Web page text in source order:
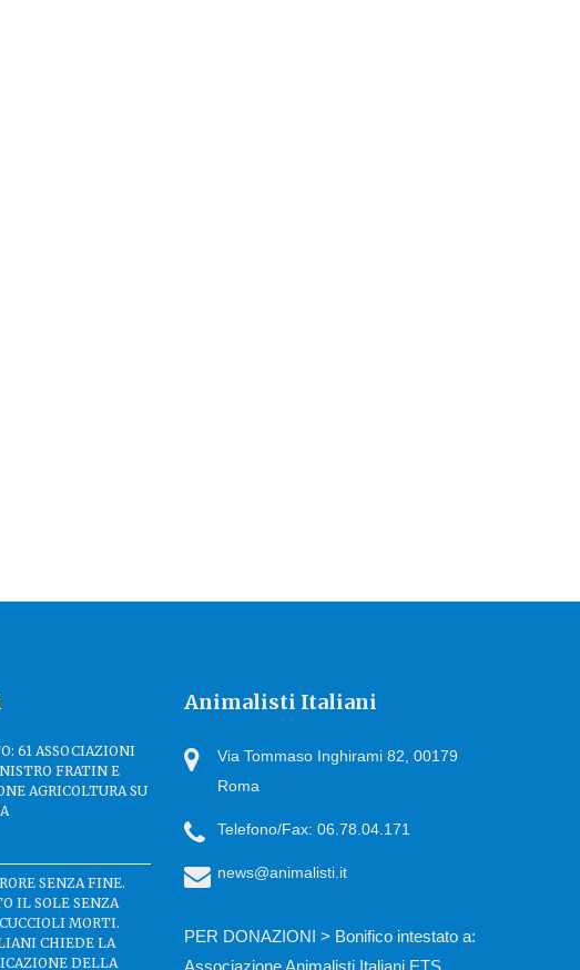
61 ASSOCIAZIONI
FRATIN E
AGRICOLTURA SU
SENZA FINE.
IL SOLE SENZA
MORTI.
CHIEDE LA
DELLA
Animalisti Italiani
Via Tommaso Inghirami 82, 00179
Roma
Telefono/Fax: 06.78.04.171
news@animalisti.it
PER DONAZIONI > Bonifico intestato a:
Associazione Animalisti Italiani ETS